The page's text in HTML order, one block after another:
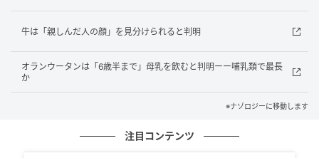
▲研究チームの計測では、移動速度は1分間におよそ390ナノメートル。 長さ
数十マイクロメートルの橋を渡りきるのに、数十分から数時間かかるゆっく
りとした旅です。Credit: Maurais et al., Cell, 2026
のゲノムを抱えたまま、おとなりとは基本的に無関係
牛は「親しんだ人の顔」を見分けられると判明
オランウータンは「6歳半まで」母乳を飲むと判明ーー哺乳類で最長
か
※ナゾロジーに移動します
注目コンテンツ